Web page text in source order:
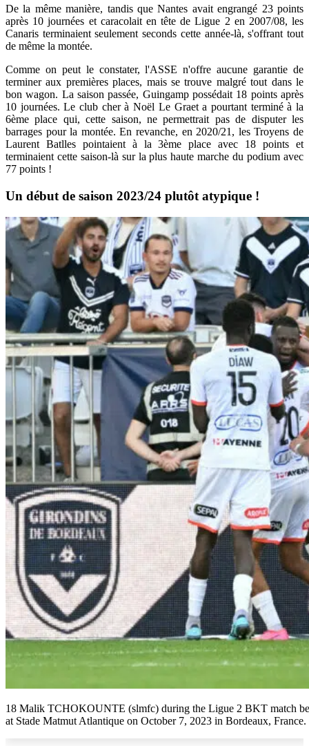
De la même manière, tandis que Nantes avait engrangé 23 points
après 10 journées et caracolait en tête de Ligue 2 en 2007/08, les
Canaris terminaient seulement seconds cette année-là, s'offrant tout
de même la montée.
Comme on peut le constater, l'ASSE n'offre aucune garantie de
terminer aux premières places, mais se trouve malgré tout dans le
bon wagon. La saison passée, Guingamp possédait 18 points après
10 journées. Le club cher à Noël Le Graet a pourtant terminé à la
6ème place qui, cette saison, ne permettrait pas de disputer les
barrages pour la montée. En revanche, en 2020/21, les Troyens de
Laurent Batlles pointaient à la 3ème place avec 18 points et
terminaient cette saison-là sur la plus haute marche du podium avec
77 points !
Un début de saison 2023/24 plutôt atypique !
18 Malik TCHOKOUNTE (slmfc) during the Ligue 2 BKT match
at Stade Matmut Atlantique on October 7, 2023 in Bordeaux,